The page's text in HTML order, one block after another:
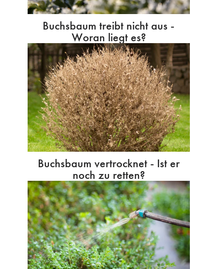
Buchsbaum treibt nicht aus -
Woran liegt es?
Buchsbaum vertrocknet - Ist er
noch zu retten?